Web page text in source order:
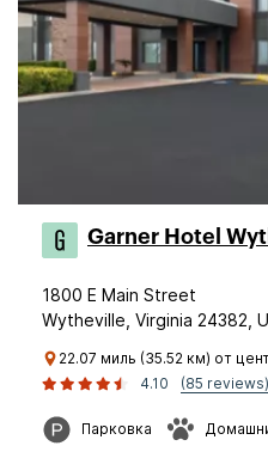
Garner Hotel
1800 E Main Street
Wytheville, Virginia 24382,
22.07 миль (35.52 км) от
4.10
(85 reviews)
Парковка